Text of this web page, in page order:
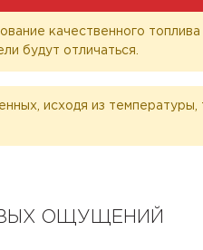
качественного
будут отличаться.
исходя из
ОЩУЩЕНИЙ